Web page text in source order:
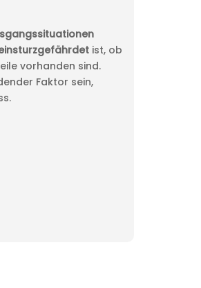
ist, ob
vorhanden sind.
Faktor sein,